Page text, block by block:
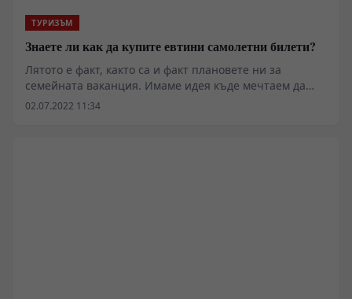
ТУРИЗЪМ
Знаете ли как да купите евтини самолетни билети?
Лятото е факт, както са и факт плановете ни за
семейната ваканция. Имаме идея къде мечтаем да
почиваме, програмата ни е готова отдавна. Сега
02.07.2022 11:34